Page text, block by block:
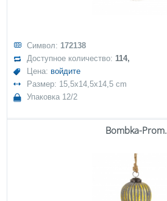
Символ: 172138
Доступное количество:114,
Цена: войдите
Размер: 15,5x14,5x14,5 cm
Упаковка 12/2
Bombka-Prom.